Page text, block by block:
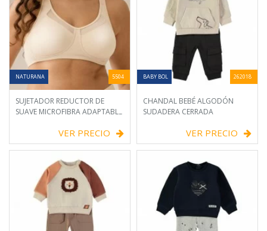
NATURANA 5504
SUJETADOR REDUCTOR DE
SUAVE MICROFIBRA ADAPTABLE
VER PRECIO
BABY BOL 262018
CHANDAL BEBÉ ALGODÓN
SUDADERA CERRADA
VER PRECIO